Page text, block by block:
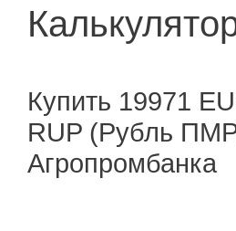
Купить 19971
RUP (Рубль
Агропромбанка